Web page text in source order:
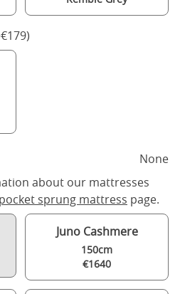
None
about our mattresses
sprung mattress page.
Juno Cashmere
150cm
€1640